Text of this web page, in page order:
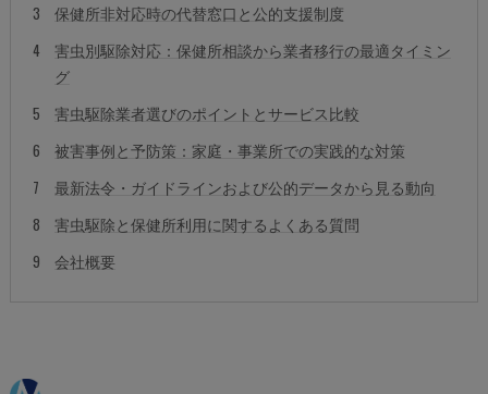
保健所非対応時の代替窓口と公的支援制度
害虫別駆除対応：保健所相談から業者移行の最適タイミン
グ
害虫駆除業者選びのポイントとサービス比較
被害事例と予防策：家庭・事業所での実践的な対策
最新法令・ガイドラインおよび公的データから見る動向
害虫駆除と保健所利用に関するよくある質問
会社概要